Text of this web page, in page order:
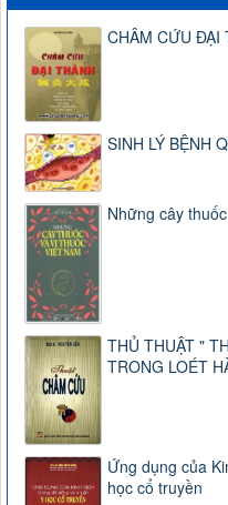
CHÂM CỨU ĐẠI
SINH LÝ BỆNH
Những cây
THỦ THUẬT "
TRONG LOÉT
Ứng dụng của
học cổ truyền